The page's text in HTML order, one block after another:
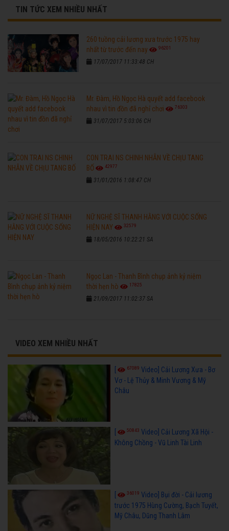
TIN TỨC XEM NHIỀU NHẤT
260 tuồng cải lương xưa trước 1975 hay
nhất từ trước đến nay
96201
17/07/2017 11:33:48 CH
Mr. Đàm, Hồ Ngọc Hà quyết add facebook
nhau vì tin đồn đã nghỉ chơi
76303
31/07/2017 5:03:06 CH
CON TRAI NS CHINH NHẪN VỀ CHỊU TANG
BỐ
42977
31/01/2016 1:08:47 CH
NỮ NGHỆ SĨ THANH HẰNG VỚI CUỘC SỐNG
HIỆN NAY
32579
18/05/2016 10:22:21 SA
Ngọc Lan - Thanh Bình chụp ảnh kỷ niệm
thời hẹn hò
17825
21/09/2017 11:02:37 SA
VIDEO XEM NHIỀU NHẤT
[ 67089 Video] Cải Lương Xưa - Bơ
Vơ - Lệ Thủy & Minh Vương & Mỹ
Châu
50843 Video] Cải Lương Xã Hội -
Không Chồng - Vũ Linh Tài Linh
36019 Video] Bụi đời - Cải lương
trước 1975 Hùng Cường, Bạch Tuyết,
Mỹ Châu, Dũng Thanh Lâm